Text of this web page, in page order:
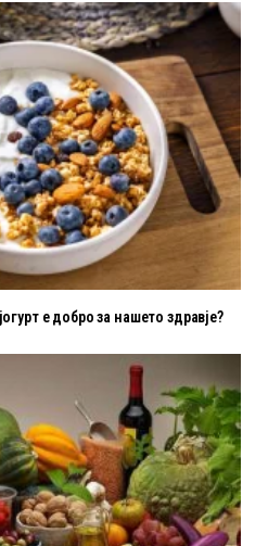
е добро за нашето здравје?